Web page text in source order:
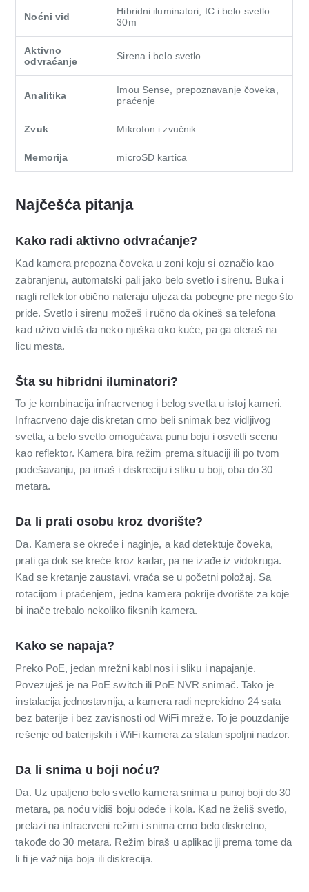
Noćni vid
Hibridni iluminatori, IC i belo svetlo
30m
Aktivno
odvraćanje
Sirena i belo svetlo
Analitika
Imou Sense, prepoznavanje čoveka,
praćenje
Zvuk Mikrofon i zvučnik
Memorija microSD kartica
Najčešća pitanja
Kako radi aktivno odvraćanje?
Kad kamera prepozna čoveka u zoni koju si označio kao
zabranjenu, automatski pali jako belo svetlo i sirenu. Buka i
nagli reflektor obično nateraju uljeza da pobegne pre nego što
priđe. Svetlo i sirenu možeš i ručno da okineš sa telefona
kad uživo vidiš da neko njuška oko kuće, pa ga oteraš na
licu mesta.
Šta su hibridni iluminatori?
To je kombinacija infracrvenog i belog svetla u istoj kameri.
Infracrveno daje diskretan crno beli snimak bez vidljivog
svetla, a belo svetlo omogućava punu boju i osvetli scenu
kao reflektor. Kamera bira režim prema situaciji ili po tvom
podešavanju, pa imaš i diskreciju i sliku u boji, oba do 30
metara.
Da li prati osobu kroz dvorište?
Da. Kamera se okreće i naginje, a kad detektuje čoveka,
prati ga dok se kreće kroz kadar, pa ne izađe iz vidokruga.
Kad se kretanje zaustavi, vraća se u početni položaj. Sa
rotacijom i praćenjem, jedna kamera pokrije dvorište za koje
bi inače trebalo nekoliko fiksnih kamera.
Kako se napaja?
Preko PoE, jedan mrežni kabl nosi i sliku i napajanje.
Povezuješ je na PoE switch ili PoE NVR snimač. Tako je
instalacija jednostavnija, a kamera radi neprekidno 24 sata
bez baterije i bez zavisnosti od WiFi mreže. To je pouzdanije
rešenje od baterijskih i WiFi kamera za stalan spoljni nadzor.
Da li snima u boji noću?
Da. Uz upaljeno belo svetlo kamera snima u punoj boji do 30
metara, pa noću vidiš boju odeće i kola. Kad ne želiš svetlo,
prelazi na infracrveni režim i snima crno belo diskretno,
takođe do 30 metara. Režim biraš u aplikaciji prema tome da
li ti je važnija boja ili diskrecija.